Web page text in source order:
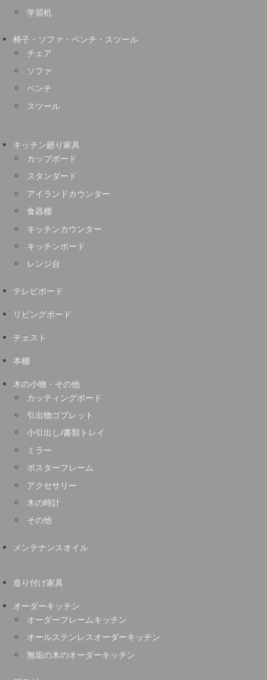
学習机
椅子・ソファ・ベンチ・スツール
チェア
ソファ
ベンチ
スツール
キッチン廻り家具
カップボード
スタンダード
アイランドカウンター
食器棚
キッチンカウンター
キッチンボード
レンジ台
テレビボード
リビングボード
チェスト
本棚
木の小物・その他
カッティングボード
引出物ゴブレット
小引出し/書類トレイ
ミラー
ポスターフレーム
アクセサリー
木の時計
その他
メンテナンスオイル
造り付け家具
オーダーキッチン
オーダーフレームキッチン
オールステンレスオーダーキッチン
無垢の木のオーダーキッチン